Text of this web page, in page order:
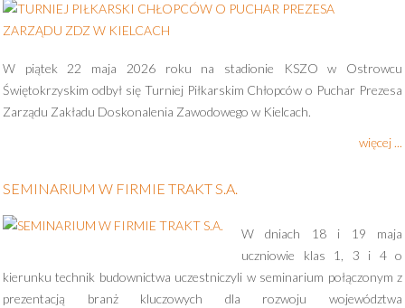
W piątek 22 maja 2026 roku na stadionie KSZO w Ostrowcu
Świętokrzyskim odbył się Turniej Piłkarskim Chłopców o Puchar Prezesa
Zarządu Zakładu Doskonalenia Zawodowego w Kielcach.
więcej ...
SEMINARIUM W FIRMIE TRAKT S.A.
W dniach 18 i 19 maja
uczniowie klas 1, 3 i 4 o
kierunku technik budownictwa uczestniczyli w seminarium połączonym z
prezentacją branż kluczowych dla rozwoju województwa